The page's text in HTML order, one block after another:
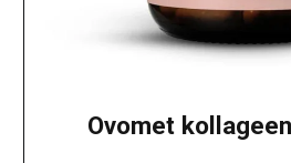
Ovomet